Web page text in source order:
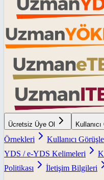
Ücretsiz Üye Ol
Örnekleri
Kullanıcı
YDS / e-YDS Kelimeleri
Politikası
İletişim Bilgileri